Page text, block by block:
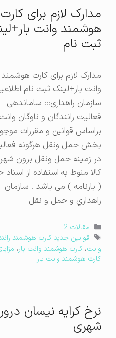
مدارک لازم برای کارت
هوشمند وانت بار+لینک
ثبت نام
مدارک لازم برای کارت هوشمند
وانت بار+لینک ثبت نام اطلاعیه
سازمان راهداری::: ساماندهی
فعالیت رانندگان و ناوگان وانت بار
براساس قوانین و مقررات موجود در
بخش حمل ونقل هرگونه فعالیت
در زمینه حمل ونقل برون شهري
کالا منوط به استفاده از اسناد حمل
( بارنامه ) می باشد . سازمان
راهداري و حمل و نقل
دسته‌ها
مقالات 2
برچسب‌ها
قوانین جدید کارت هوشمند رانندگان
،کارت هوشمند وانت بار،مزایای
کارت هوشمند وانت بار
نرخ کرایه نیسان درون
شهری